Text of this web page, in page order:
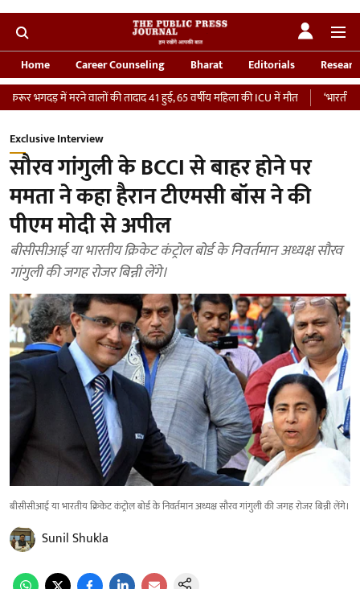
Home Career Counseling Bharat Editorials
की तादाद 41 हुई, 65 वर्षीय महिला की ICU में मौत
‘भारतीय सेना को देना
Exclusive Interview
सौरव गांगुली के BCCI से बाहर होने पर
ममता ने कहा हैरान टीएमसी बॉस ने की
पीएम मोदी से अपील
बीसीसीआई या भारतीय क्रिकेट कंट्रोल बोर्ड के निवर्तमान अध्यक्ष सौरव
गांगुली की जगह रोजर बिन्नी लेंगे।
बीसीसीआई या भारतीय क्रिकेट कंट्रोल बोर्ड के निवर्तमान अध्यक्ष सौरव गांगुली की जगह रोजर बिन्नी लेंगे।
Sunil Shukla